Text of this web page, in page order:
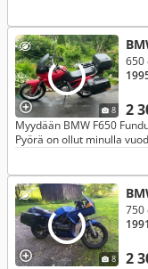
8 2
650
Myydään BMW F650
Pyörä on ollut minulla
8 2
750
1991